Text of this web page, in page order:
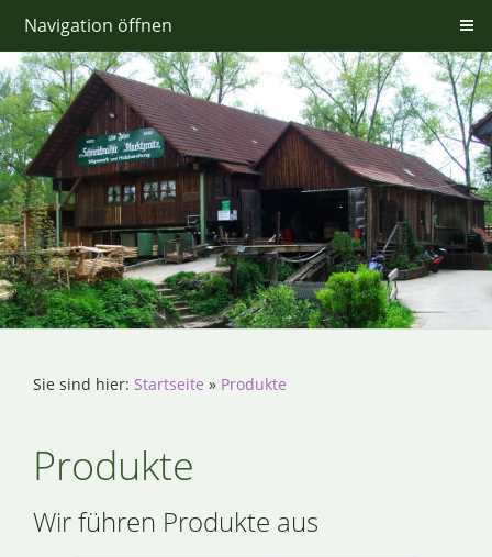
Navigation öffnen
Sie sind hier: Startseite » Produkte
Produkte
Wir führen Produkte aus